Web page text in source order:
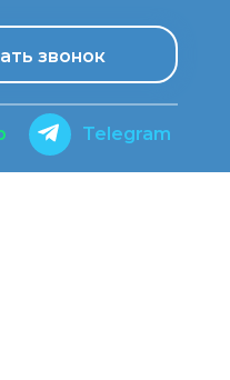
звонок
Telegram